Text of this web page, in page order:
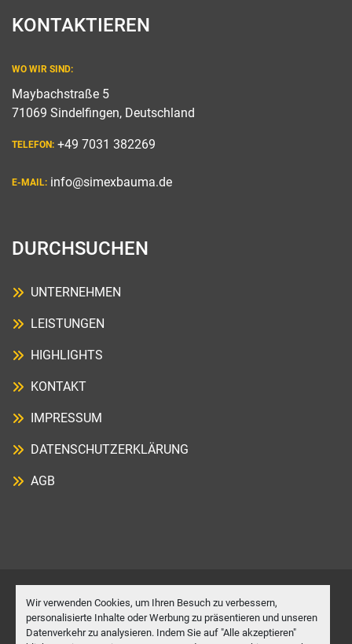
Wir verwenden Cookies, um Ihren Besuch zu verbessern,
personalisierte Inhalte oder Werbung zu präsentieren und unseren
Datenverkehr zu analysieren. Indem Sie auf "Alle akzeptieren"
KONTAKTIEREN
WO WIR SIND:
Maybachstraße 5
71069 Sindelfingen, Deutschland
TELEFON: +49 7031 382269
E-MAIL: info@simexbauma.de
DURCHSUCHEN
UNTERNEHMEN
LEISTUNGEN
HIGHLIGHTS
KONTAKT
IMPRESSUM
DATENSCHUTZERKLÄRUNG
AGB
Cookie-Einstellungen